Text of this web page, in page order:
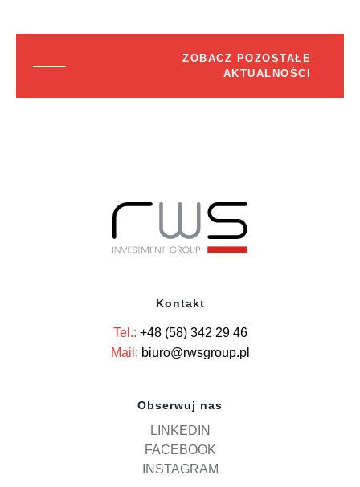
ZOBACZ POZOSTAŁE
AKTUALNOŚCI
Kontakt
Tel.: +48 (58) 342 29 46
Mail: biuro@rwsgroup.pl
Obserwuj nas
LINKEDIN
FACEBOOK
INSTAGRAM